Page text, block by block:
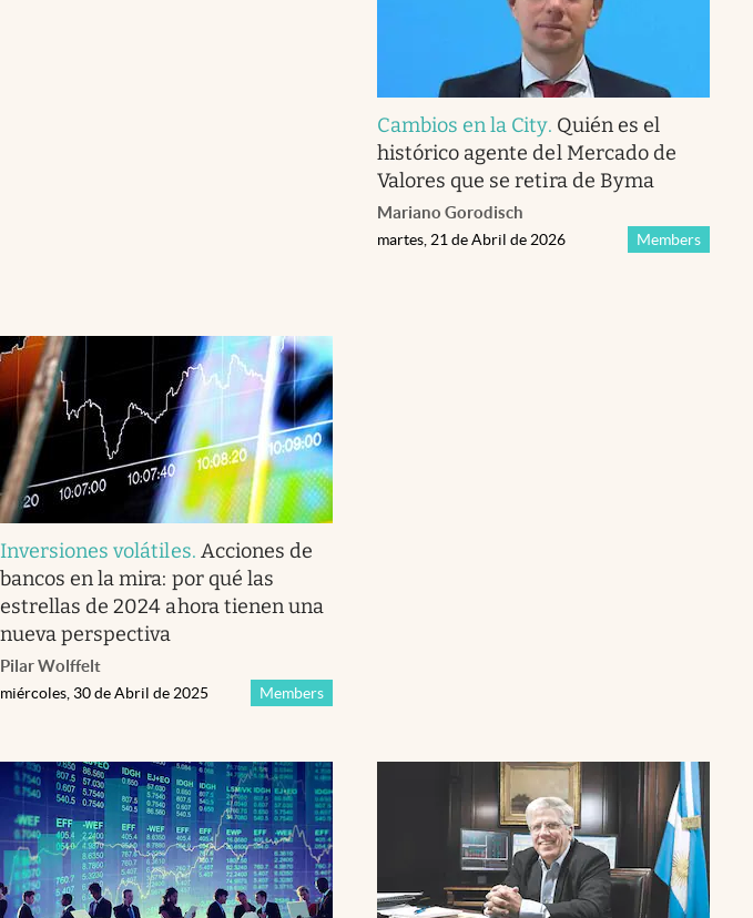
Cambios en la City. Quién es el
histórico agente del Mercado de
Valores que se retira de Byma
Mariano Gorodisch
Members
martes, 21 de Abril de 2026
Inversiones volátiles. Acciones de
bancos en la mira: por qué las
estrellas de 2024 ahora tienen una
nueva perspectiva
Pilar Wolffelt
Members
miércoles, 30 de Abril de 2025